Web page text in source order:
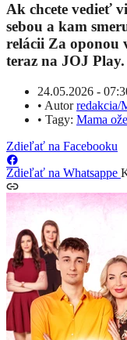
Ak chcete vedieť
sebou a kam
relácii Za oponou
teraz na JOJ Play.
24.05.2026 -
• Autorredakcia/
• Tagy: Mama
Zdieľať na Facebooku
Zdieľať na Whatsappe